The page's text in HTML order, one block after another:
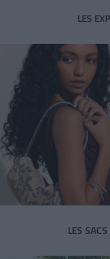
LES
LES